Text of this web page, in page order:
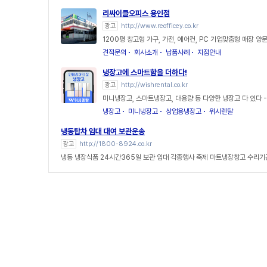
리싸이클오피스 용인점
광고 http://www.reofficey.co.kr
1200평 창고형 가구, 가전, 에어컨, PC 기업맞춤형 매장 양
견적문의
회사소개 납품사례 지점안내
냉장고에 스마트함을 더하다!
광고 http://wishrental.co.kr
미니냉장고, 스마트냉장고, 대용량 등 다양한 냉장고 다 있
냉장고
미니냉장고 상업용냉장고 위시렌탈
냉동탑차 임대 대여 보관운송
광고 http://1800-8924.co.kr
냉동 냉장식품 24시간365일 보관 임대 각종행사 축제 마트냉장창고 수리기